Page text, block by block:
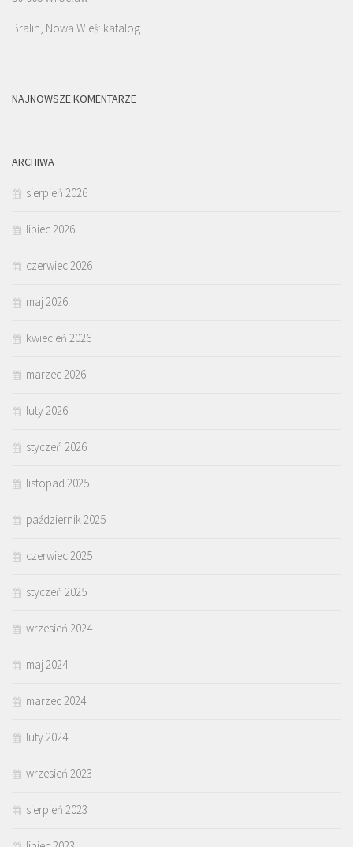
Bralin, Nowa Wieś: katalog
NAJNOWSZE KOMENTARZE
ARCHIWA
sierpień 2026
lipiec 2026
czerwiec 2026
maj 2026
kwiecień 2026
marzec 2026
luty 2026
styczeń 2026
listopad 2025
październik 2025
czerwiec 2025
styczeń 2025
wrzesień 2024
maj 2024
marzec 2024
luty 2024
wrzesień 2023
sierpień 2023